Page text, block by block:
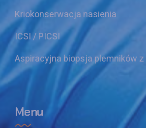
Kriokonserwacja nasienia
ICSI / PICSI
Aspiracyjna biopsja plemników z
Menu